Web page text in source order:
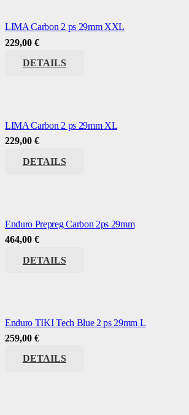
LIMA Carbon 2 ps 29mm XXL
229,00 €
DETAILS
LIMA Carbon 2 ps 29mm XL
229,00 €
DETAILS
Enduro Prepreg Carbon 2ps 29mm
464,00 €
DETAILS
Enduro TIKI Tech Blue 2 ps 29mm L
259,00 €
DETAILS